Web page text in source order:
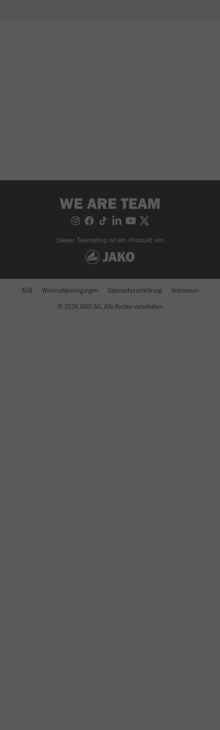
WE ARE TEAM
Dieser Teamshop ist ein Produkt von
© 2026 JAKO AG, Alle Rechte vorbehalten
AGB Widerrufsbedingungen Datenschutzerklärung Impressum